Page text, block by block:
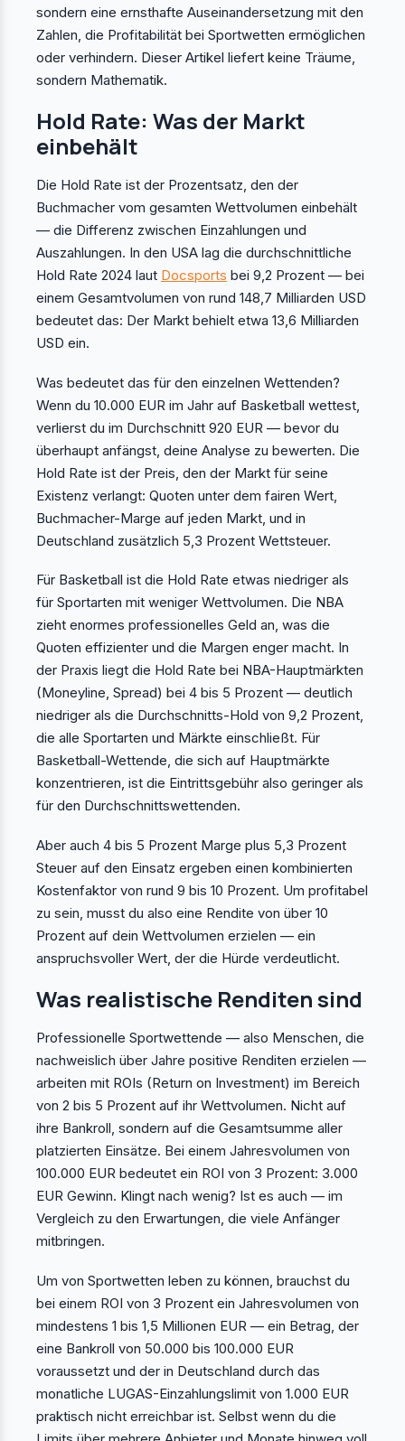
sondern eine ernsthafte Auseinandersetzung mit den
Zahlen, die Profitabilität bei Sportwetten ermöglichen
oder verhindern. Dieser Artikel liefert keine Träume,
sondern Mathematik.
Hold Rate: Was der Markt
einbehält
Die Hold Rate ist der Prozentsatz, den der
Buchmacher vom gesamten Wettvolumen einbehält
— die Differenz zwischen Einzahlungen und
Auszahlungen. In den USA lag die durchschnittliche
Hold Rate 2024 laut Docsports bei 9,2 Prozent — bei
einem Gesamtvolumen von rund 148,7 Milliarden USD
bedeutet das: Der Markt behielt etwa 13,6 Milliarden
USD ein.
Was bedeutet das für den einzelnen Wettenden?
Wenn du 10.000 EUR im Jahr auf Basketball wettest,
verlierst du im Durchschnitt 920 EUR — bevor du
überhaupt anfängst, deine Analyse zu bewerten. Die
Hold Rate ist der Preis, den der Markt für seine
Existenz verlangt: Quoten unter dem fairen Wert,
Buchmacher-Marge auf jeden Markt, und in
Deutschland zusätzlich 5,3 Prozent Wettsteuer.
Für Basketball ist die Hold Rate etwas niedriger als
für Sportarten mit weniger Wettvolumen. Die NBA
zieht enormes professionelles Geld an, was die
Quoten effizienter und die Margen enger macht. In
der Praxis liegt die Hold Rate bei NBA-Hauptmärkten
(Moneyline, Spread) bei 4 bis 5 Prozent — deutlich
niedriger als die Durchschnitts-Hold von 9,2 Prozent,
die alle Sportarten und Märkte einschließt. Für
Basketball-Wettende, die sich auf Hauptmärkte
konzentrieren, ist die Eintrittsgebühr also geringer als
für den Durchschnittswettenden.
Aber auch 4 bis 5 Prozent Marge plus 5,3 Prozent
Steuer auf den Einsatz ergeben einen kombinierten
Kostenfaktor von rund 9 bis 10 Prozent. Um profitabel
zu sein, musst du also eine Rendite von über 10
Prozent auf dein Wettvolumen erzielen — ein
anspruchsvoller Wert, der die Hürde verdeutlicht.
Was realistische Renditen sind
Professionelle Sportwettende — also Menschen, die
nachweislich über Jahre positive Renditen erzielen —
arbeiten mit ROIs (Return on Investment) im Bereich
von 2 bis 5 Prozent auf ihr Wettvolumen. Nicht auf
ihre Bankroll, sondern auf die Gesamtsumme aller
platzierten Einsätze. Bei einem Jahresvolumen von
100.000 EUR bedeutet ein ROI von 3 Prozent: 3.000
EUR Gewinn. Klingt nach wenig? Ist es auch — im
Vergleich zu den Erwartungen, die viele Anfänger
mitbringen.
Um von Sportwetten leben zu können, brauchst du
bei einem ROI von 3 Prozent ein Jahresvolumen von
mindestens 1 bis 1,5 Millionen EUR — ein Betrag, der
eine Bankroll von 50.000 bis 100.000 EUR
voraussetzt und der in Deutschland durch das
monatliche LUGAS-Einzahlungslimit von 1.000 EUR
praktisch nicht erreichbar ist. Selbst wenn du die